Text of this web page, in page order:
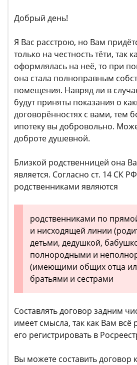
Добрый день!
Я Вас расстрою, но Вам
только на честность тёти, так
оформлялась на неё, то при
она стала полноправным
помещения. Навряд ли в
будут приняты показания о
договорённостях с вами, тем
ипотеку вы добровольно.
доброте душевной.
Близкой родственницей она
является. Согласно ст. 14 СК
родственниками являются
родственниками по
и нисходящей линии
детьми, дедушкой,
полнородными и
(имеющими общих отца
братьями и сестрами
Составлять договор задним
имеет смысла, так как Вам всё
его регистрировать в
Вы можете составить договор